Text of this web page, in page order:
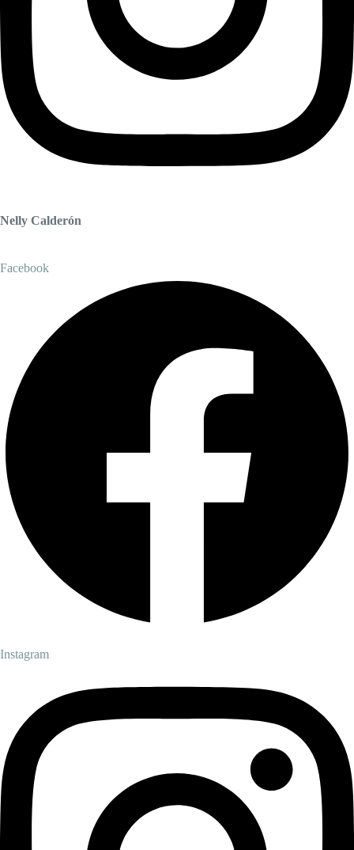
Nelly Calderón
Facebook
Instagram